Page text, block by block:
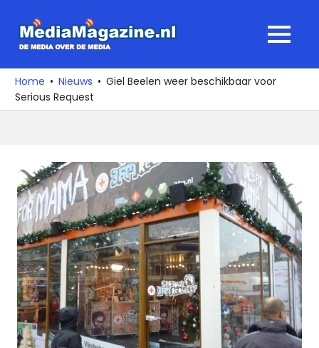
naar
media
over
de
MENU
Home Nieuws
Giel Beelen weer beschikbaar voor
Serious Request